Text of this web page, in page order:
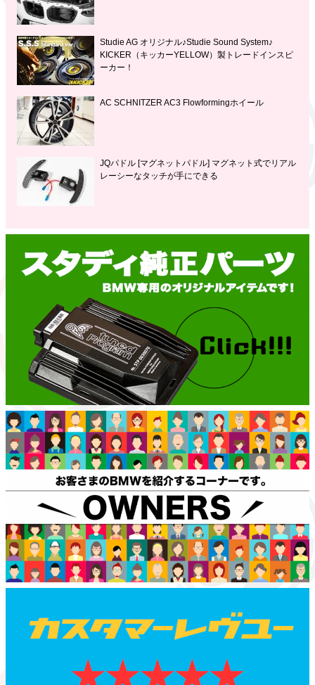
Studie AG オリジナル♪Studie Sound System♪
KICKER（キッカーYELLOW）製トレードインスピ
ーカー！
AC SCHNITZER AC3 Flowformingホイール
JQパドル [マグネットパドル] マグネット式でリアル
レーシーなタッチが手にできる